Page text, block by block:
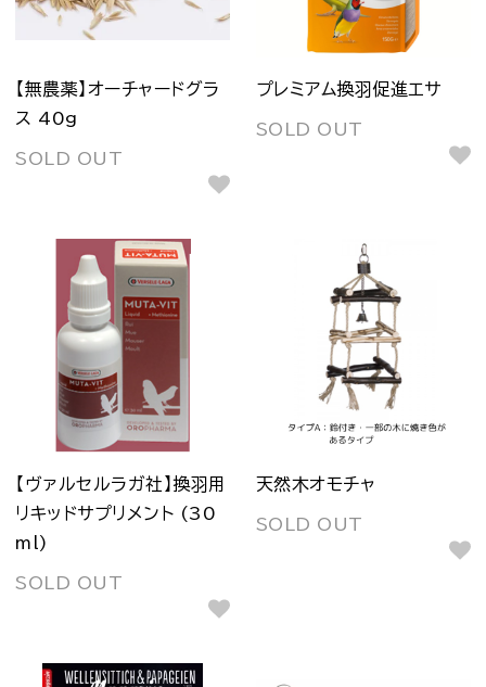
【無農薬】オーチャードグラ
ス 40g
SOLD OUT
プレミアム換羽促進エサ
SOLD OUT
【ヴァルセルラガ社】換羽用
リキッドサプリメント (30
ml)
SOLD OUT
天然木オモチャ
SOLD OUT